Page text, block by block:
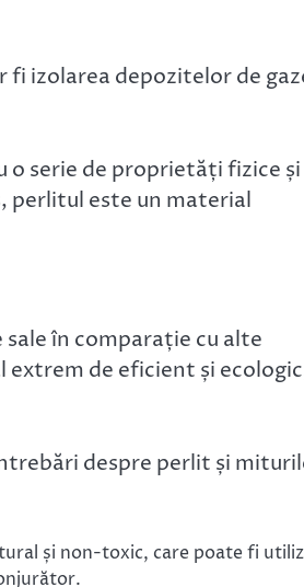
fi izolarea depozitelor de
serie de proprietăți fizice și
perlitul este un material
în comparație cu alte
de eficient și
despre perlit și
și non-toxic, care poate fi